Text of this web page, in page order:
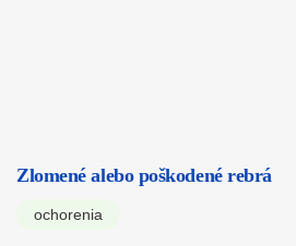
Zlomené alebo poškodené rebrá
ochorenia